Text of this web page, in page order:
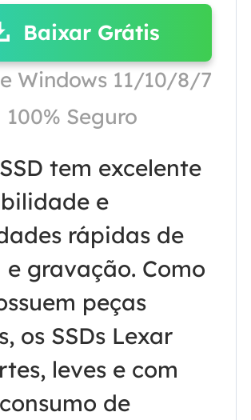
Baixar Grátis
Windows 11/10/8/7
100% Seguro
tem excelente
e
rápidas de
gravação. Como
peças
os SSDs Lexar
leves e com
de